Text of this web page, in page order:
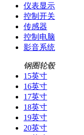
仪表显示
控制开关
传感器
控制电脑
影音系统
钢圈轮毂
15英寸
16英寸
17英寸
18英寸
19英寸
20英寸